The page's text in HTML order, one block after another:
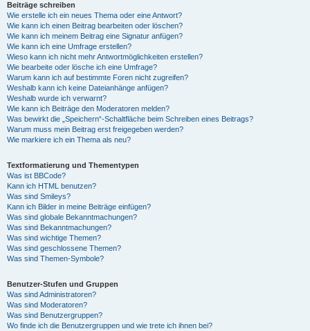
Beiträge schreiben
Wie erstelle ich ein neues Thema oder eine Antwort?
Wie kann ich einen Beitrag bearbeiten oder löschen?
Wie kann ich meinem Beitrag eine Signatur anfügen?
Wie kann ich eine Umfrage erstellen?
Wieso kann ich nicht mehr Antwortmöglichkeiten erstellen?
Wie bearbeite oder lösche ich eine Umfrage?
Warum kann ich auf bestimmte Foren nicht zugreifen?
Weshalb kann ich keine Dateianhänge anfügen?
Weshalb wurde ich verwarnt?
Wie kann ich Beiträge den Moderatoren melden?
Was bewirkt die „Speichern“-Schaltfläche beim Schreiben eines Beitrags?
Warum muss mein Beitrag erst freigegeben werden?
Wie markiere ich ein Thema als neu?
Textformatierung und Thementypen
Was ist BBCode?
Kann ich HTML benutzen?
Was sind Smileys?
Kann ich Bilder in meine Beiträge einfügen?
Was sind globale Bekanntmachungen?
Was sind Bekanntmachungen?
Was sind wichtige Themen?
Was sind geschlossene Themen?
Was sind Themen-Symbole?
Benutzer-Stufen und Gruppen
Was sind Administratoren?
Was sind Moderatoren?
Was sind Benutzergruppen?
Wo finde ich die Benutzergruppen und wie trete ich ihnen bei?